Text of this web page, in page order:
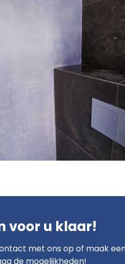
voor u klaar!
met ons op of maak
de mogelijkheden!